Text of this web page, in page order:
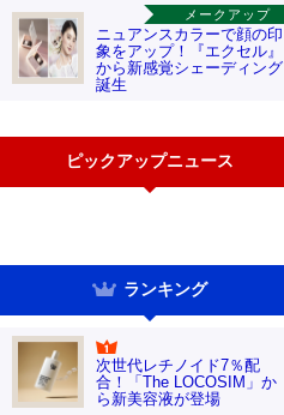
メークアップ
ニュアンスカラーで顔の印
象をアップ！『エクセル』
から新感覚シェーディング
誕生
ピックアップニュース
ランキング
次世代レチノイド7％配
合！「The LOCOSIM」か
ら新美容液が登場